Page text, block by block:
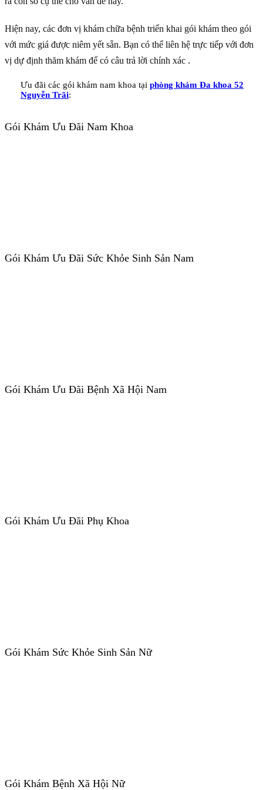
Hiện nay, các đơn vị khám chữa bệnh triển khai gói khám theo gói
với mức giá được niêm yết sẵn. Bạn có thể liên hệ trực tiếp với đơn
vị dự định thăm khám để có câu trả lời chính xác .
Ưu đãi các gói khám nam khoa tại phòng khám Đa khoa 52
Nguyễn Trãi:
Gói Khám Ưu Đãi Nam Khoa
Gói Khám Ưu Đãi Sức Khỏe Sinh Sản Nam
Gói Khám Ưu Đãi Bệnh Xã Hội Nam
Gói Khám Ưu Đãi Phụ Khoa
Gói Khám Sức Khỏe Sinh Sản Nữ
Gói Khám Bệnh Xã Hội Nữ